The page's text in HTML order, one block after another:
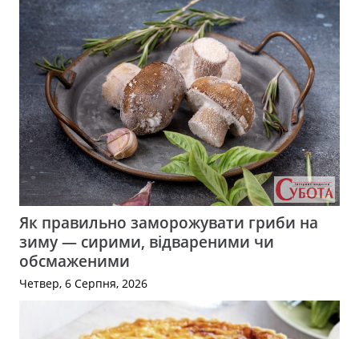
Як правильно заморожувати гриби на
зиму — сирими, відвареними чи
обсмаженими
Четвер, 6 Серпня, 2026